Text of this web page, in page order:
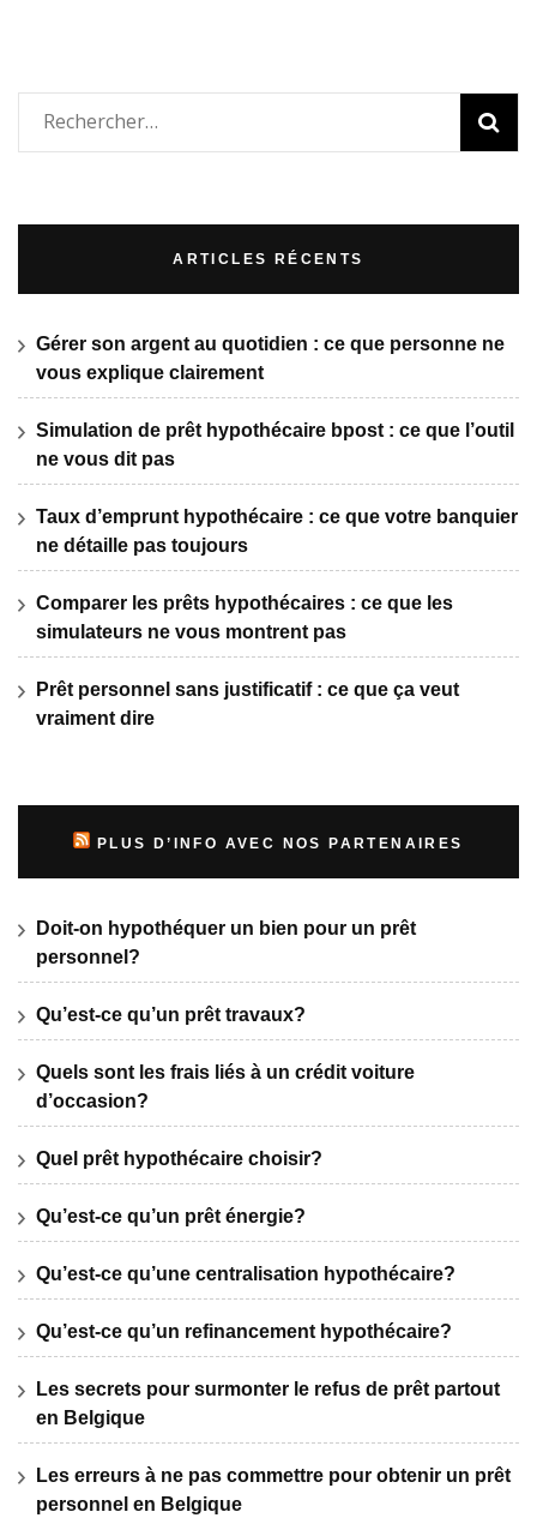
Rechercher :
ARTICLES RÉCENTS
Gérer son argent au quotidien : ce que personne ne
vous explique clairement
Simulation de prêt hypothécaire bpost : ce que l’outil
ne vous dit pas
Taux d’emprunt hypothécaire : ce que votre banquier
ne détaille pas toujours
Comparer les prêts hypothécaires : ce que les
simulateurs ne vous montrent pas
Prêt personnel sans justificatif : ce que ça veut
vraiment dire
PLUS D’INFO AVEC NOS PARTENAIRES
Doit-on hypothéquer un bien pour un prêt
personnel?
Qu’est-ce qu’un prêt travaux?
Quels sont les frais liés à un crédit voiture
d’occasion?
Quel prêt hypothécaire choisir?
Qu’est-ce qu’un prêt énergie?
Qu’est-ce qu’une centralisation hypothécaire?
Qu’est-ce qu’un refinancement hypothécaire?
Les secrets pour surmonter le refus de prêt partout
en Belgique
Les erreurs à ne pas commettre pour obtenir un prêt
personnel en Belgique